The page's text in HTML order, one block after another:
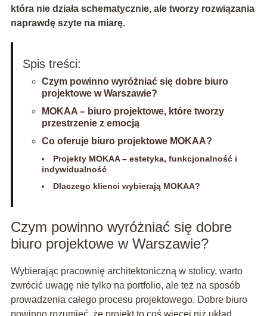
która nie działa schematycznie, ale tworzy rozwiązania
naprawdę szyte na miarę.
Spis treści:
Czym powinno wyróżniać się dobre biuro
projektowe w Warszawie?
MOKAA – biuro projektowe, które tworzy
przestrzenie z emocją
Co oferuje biuro projektowe MOKAA?
Projekty MOKAA – estetyka, funkcjonalność i
indywidualność
Dlaczego klienci wybierają MOKAA?
Czym powinno wyróżniać się dobre
biuro projektowe w Warszawie?
Wybierając pracownię architektoniczną w stolicy, warto
zwrócić uwagę nie tylko na portfolio, ale też na sposób
prowadzenia całego procesu projektowego. Dobre biuro
powinno rozumieć, że projekt to coś więcej niż układ